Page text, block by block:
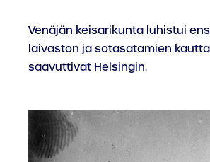
Venäjän keisarikunta luhistui
laivaston ja sotasatamien
saavuttivat Helsingin.